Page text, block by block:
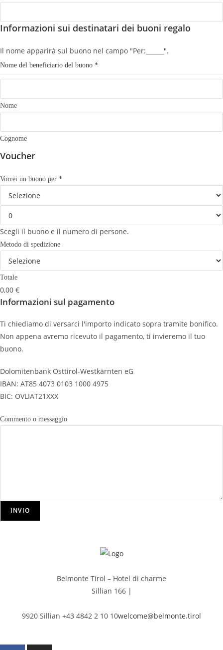
i
t
e
e
o
o
-
i
l
Informazioni sui destinatari dei buoni regalo
Il nome apparirà sul buono nel campo "Per:______".
Nome del beneficiario del buono *
Nome
Cognome
Voucher
Vorrei un buono per *
Scegli il buono e il numero di persone.
Metodo di spedizione
Totale
0,00 €
Informazioni sul pagamento
Ti chiediamo di versarci l'importo indicato sopra tramite bonifico.
Non appena avremo ricevuto il pagamento, ti invieremo il tuo
buono.
Dolomitenbank Osttirol-Westkärnten eG
IBAN: AT85 4073 0103 1000 4975
BIC: OVLIAT21XXX
Commento o messaggio
INVIO
Belmonte Tirol – Hotel di charme
Sillian 166 |
9920 Sillian +43 4842 2 10 10welcome@belmonte.tirol